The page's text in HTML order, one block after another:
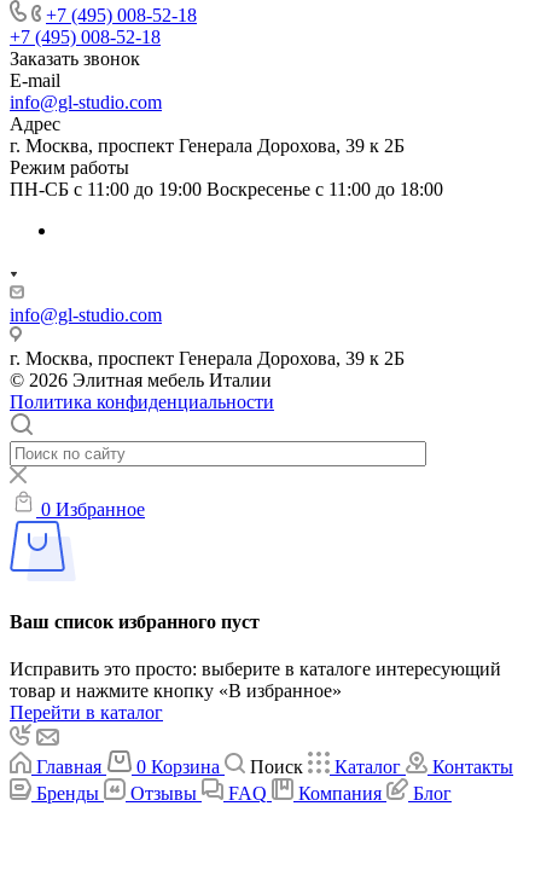
+7 (495) 008-52-18
+7 (495) 008-52-18
Заказать звонок
E-mail
info@gl-studio.com
Адрес
г. Москва, проспект Генерала Дорохова, 39 к 2Б
Режим работы
ПН-СБ с 11:00 до 19:00 Воскресенье с 11:00 до 18:00
info@gl-studio.com
г. Москва, проспект Генерала Дорохова, 39 к 2Б
© 2026 Элитнaя мeбeль Итaлии
Политика конфиденциальности
0 Избранное
Ваш список избранного пуст
Исправить это просто: выберите в каталоге интересующий
товар и нажмите кнопку «В избранное»
Перейти в каталог
Главная 0 Корзина Поиск Каталог
Контакты
Бренды
Отзывы FAQ Компания Блог